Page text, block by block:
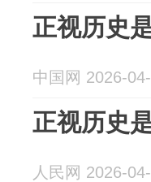
正视历史
中国网 2026-
正视历史
人民网 2026-